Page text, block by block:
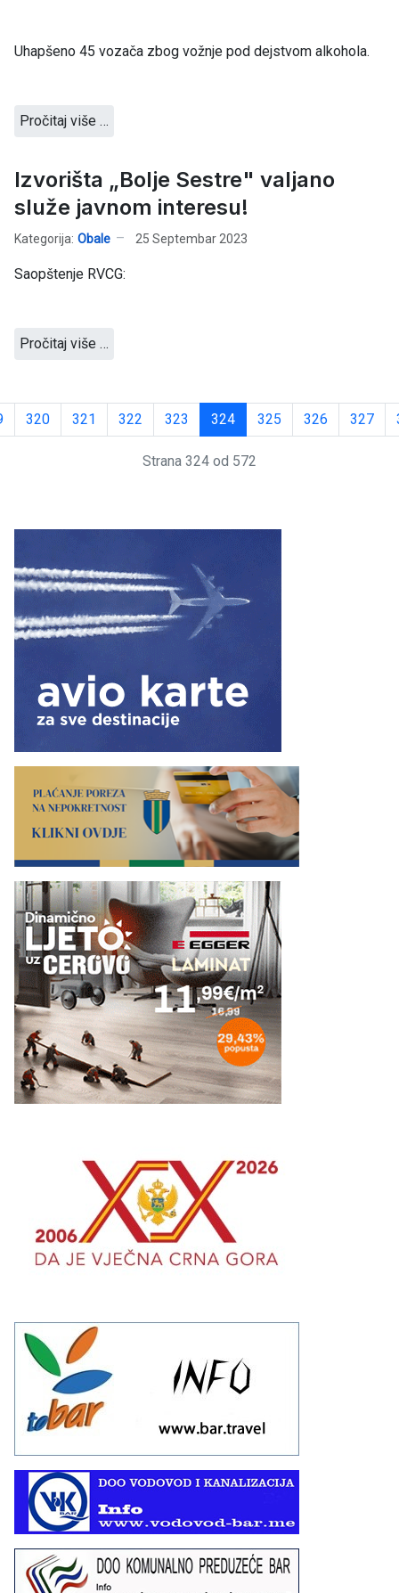
Uhapšeno 45 vozača zbog vožnje pod dejstvom alkohola.
Pročitaj više …
Izvorišta „Bolje Sestre" valjano
služe javnom interesu!
Kategorija: Obale 25 Septembar 2023
Saopštenje RVCG:
Pročitaj više …
320 321 322 323 324 325 326 327
Strana 324 od 572